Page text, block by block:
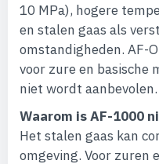
10 MPa), hogere
en stalen gaas als
omstandigheden. AF-
voor zure en basische
niet wordt aanbevolen.
Waarom is AF-1000
Het stalen gaas kan
omgeving. Voor zuren